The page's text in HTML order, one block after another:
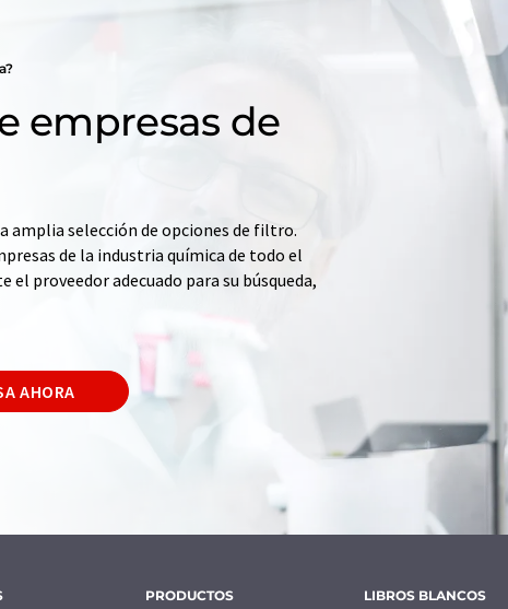
empresas de
amplia selección de opciones de filtro.
de la industria química de todo el
proveedor adecuado para su búsqueda,
AHORA
PRODUCTOS LIBROS BLANCOS